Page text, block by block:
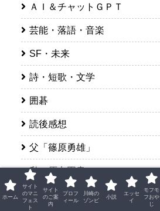
ＡＩ＆チャットＧＰＴ
芸能・落語・音楽
SF・未来
詩・短歌・文学
囲碁
読後感想
父「篠原勇雄」
私の原点図書
ＶＳシリーズ。黄輝光一ＶＳ
ホーム
サイト
のマニ
フェス
ト
サイト
のご案
内
プロフ
ィール
川崎の
ゾンビ
小説
エッセ
イ
モフモ
フおや
じ